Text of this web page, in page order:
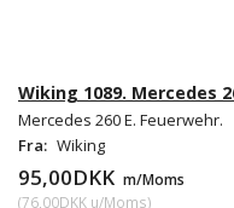
Wiking 1089. Mercedes
Mercedes 260 E. Feuerwehr.
Fra: Wiking
95,00DKK m/Moms
(76,00DKK u/Moms)